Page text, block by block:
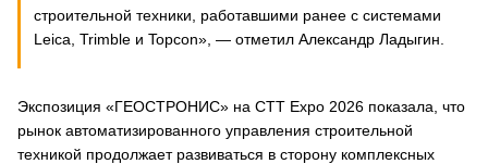
строительной техники, работавшими ранее с системами
Leica, Trimble и Topcon», — отметил Александр Ладыгин.
Экспозиция «ГЕОСТРОНИС» на CTT Expo 2026 показала, что
рынок автоматизированного управления строительной
техникой продолжает развиваться в сторону комплексных